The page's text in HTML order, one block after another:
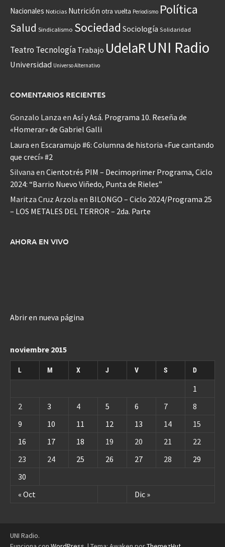
Nacionales Noticias Nutrición otra vuelta Periodismo Política
Salud Sindicalismo Sociedad Sociología Solidaridad
Teatro Tecnología Trabajo UdelaRUNI Radio
Universidad Universo Alternativo
COMENTARIOS RECIENTES
Gonzalo Lanza en Así y Asá. Programa 10. Reseña de
«Homerar» de Gabriel Galli
Laura en Escaramujo #6: Columna de historia «Fue cantando
que crecí» #2
Silvana en Cientotrés PIM – Decimoprimer Programa, Ciclo
2024: “Barrio Nuevo Viñedo, Punta de Rieles”
Maritza Cruz Arzola en BILONGO – Ciclo 2024/Programa 25
– LOS METALES DEL TERROR – 2da. Parte
AHORA EN VIVO
Abrir en nueva página
noviembre 2015
L M X J V S D
« Oct Dic »
1
2
3 4 5 6 7
8
9
10 11 12 13 14
15
16
17 18 19 20 21
22
23
24 25 26 27 28
29
30
UNI Radio.